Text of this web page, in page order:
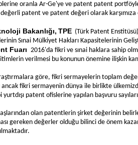
oranla Ar-Ge'ye ve patent patent
patent ve patent değeri olarak
Bakanlığı, TPE (Türk Patent
Sınai Mülkiyet Hakları Kapasitelerinin
Fuarı 2016'da fikri ve sınai haklara sahip
verilmesi bu konunun önemine ilişkin
göre, fikri sermayelerin toplam
fikri sermayenin dünya ile birlikte
yurtdışı patent ofislerine yapılan başvuru
olan patentlerin şirket değerinin
gereken değerler olduğu bilinci de önem